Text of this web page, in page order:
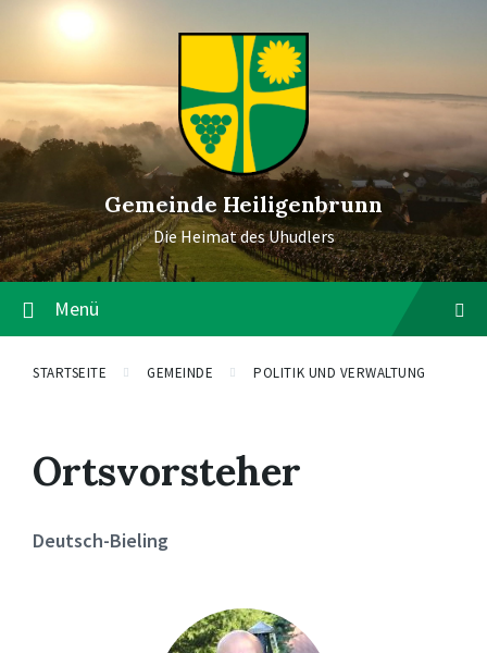
Gemeinde Heiligenbrunn
Die Heimat des Uhudlers
Menü
STARTSEITE GEMEINDE POLITIK UND VERWALTUNG
Ortsvorsteher
Deutsch-Bieling